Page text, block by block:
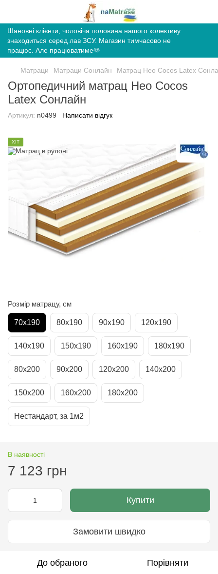
Шановні клієнти, чоловіча половина нашого колективу
знаходиться серед лав ЗСУ. Магазин тимчасово не
працює. Але працюватиме🫶
Матраци Матраци Сонлайн Матрац Нео Cocos Latex
Ортопедичний матрац Нео Cocos
Latex Сонлайн
Артикул: n0499 Написати відгук
ХІТ
Розмір матрацу, см
70х190 80х190 90х190 120х190
140х190 150х190 160х190 180х190
80х200 90х200 120х200 140х200
150х200 160х200 180х200
Нестандарт, за 1м2
В наявності
7 123 грн
Купити
Замовити швидко
До обраного Порівняти